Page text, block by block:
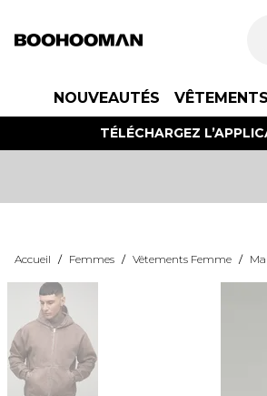
NOUVEAUTÉS VÊTEMENTS
TÉLÉCHARGEZ
Accueil / Femmes / Vêtements Femme /